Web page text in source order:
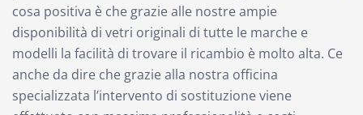
cosa positiva è che grazie alle nostre ampie
disponibilità di vetri originali di tutte le marche e
modelli la facilità di trovare il ricambio è molto alta. Ce
anche da dire che grazie alla nostra officina
specializzata l’intervento di sostituzione viene